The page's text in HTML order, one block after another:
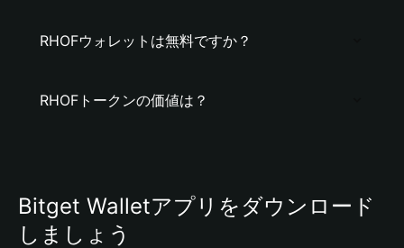
RHOFウォレットは無料ですか？
RHOFトークンの価値は？
Bitget Walletアプリをダウンロード
しましょう